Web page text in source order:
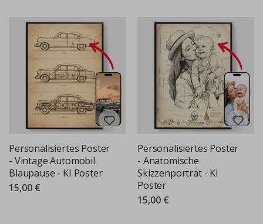
Personalisiertes Poster
- Vintage Automobil
Blaupause - KI Poster
15,00 €
Personalisiertes Poster
- Anatomische
Skizzenporträt - KI
Poster
15,00 €